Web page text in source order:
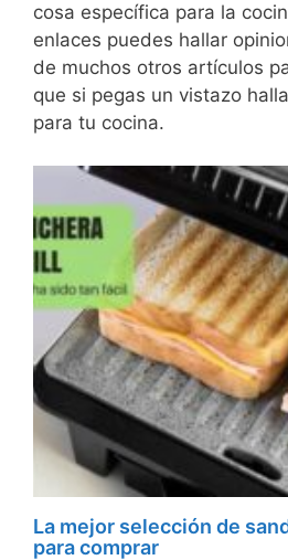
cosa específica para la
enlaces puedes hallar
de muchos otros artículos
que si pegas un vistazo
para tu cocina.
La mejor selección de
para comprar